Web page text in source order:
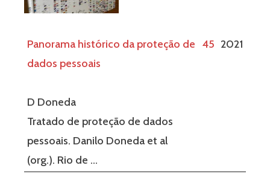
Panorama histórico da proteção de
dados pessoais
D Doneda
Tratado de proteção de dados
pessoais. Danilo Doneda et al
(org.). Rio de …
45 2021